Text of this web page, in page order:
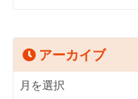
アーカイブ